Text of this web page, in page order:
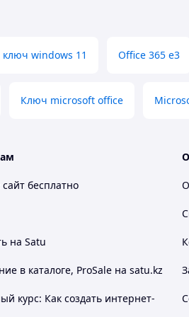
активация бессрочная)
в формате 25-значного
в WhatsApp, Telegram или на
ключ windows 11 Office 365 e3
Ключ microsoft office
бесплатно
на Satu
в каталоге, ProSale на satu.kz
курс: Как создать интернет-